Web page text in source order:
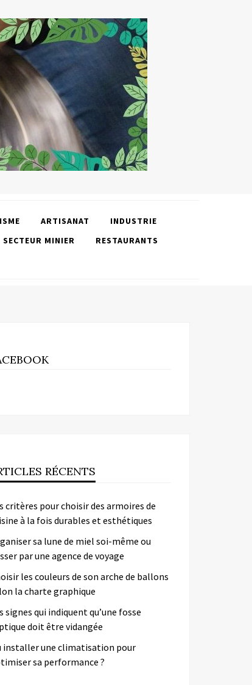
ARTISANAT
INDUSTRIE
SECTEUR MINIER
RESTAURANTS
RÉCENTS
critères pour choisir des armoires de
à la fois durables et esthétiques
sa lune de miel soi-même ou
par une agence de voyage
les couleurs de son arche de ballons
la charte graphique
signes qui indiquent qu’une fosse
doit être vidangée
installer une climatisation pour
sa performance ?